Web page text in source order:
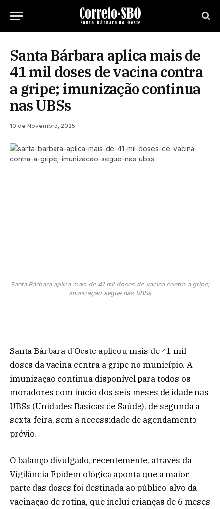
Santa Bárbara aplica mais de
41 mil doses de vacina contra
a gripe; imunização continua
nas UBSs
10 de Novembro, 2025
Santa Bárbara aplica mais de 41 mil doses de vacina contra a gripe;
imunização segue nas UBSs
Santa Bárbara d’Oeste aplicou mais de 41 mil
doses da vacina contra a gripe no município. A
imunização continua disponível para todos os
moradores com início dos seis meses de idade nas
UBSs (Unidades Básicas de Saúde), de segunda a
sexta-feira, sem a necessidade de agendamento
prévio.
O balanço divulgado, recentemente, através da
Vigilância Epidemiológica aponta que a maior
parte das doses foi destinada ao público-alvo da
vacinação de rotina, que inclui crianças de 6 meses